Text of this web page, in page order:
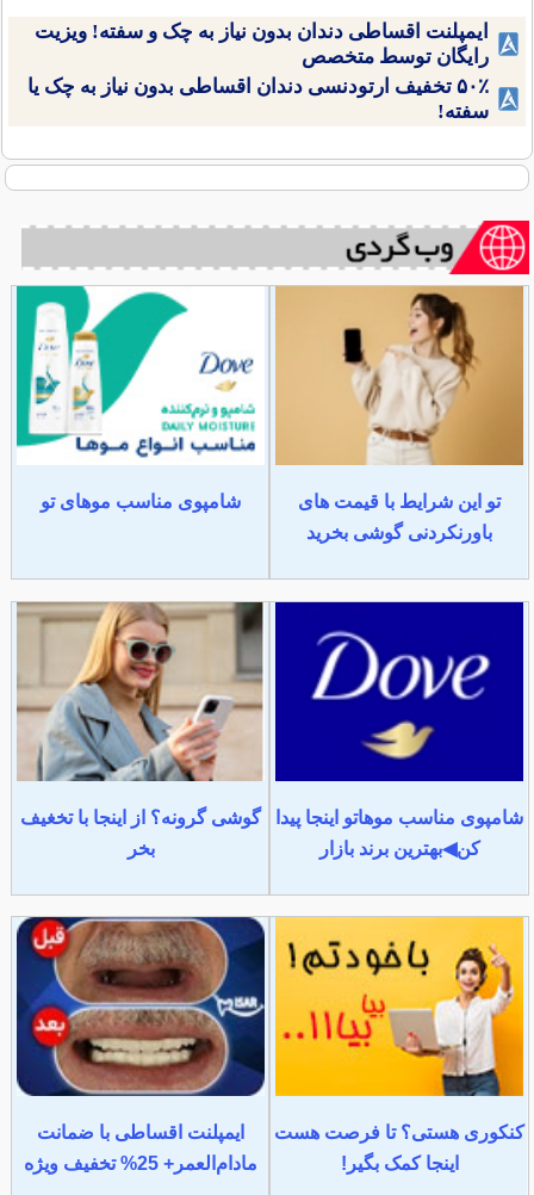
ایمپلنت اقساطی دندان بدون نیاز به چک و سفته! ویزیت
رایگان توسط متخصص
۵۰٪ تخفیف ارتودنسی دندان اقساطی بدون نیاز به چک یا
سفته!
تو این شرایط با قیمت های
باورنکردنی گوشی بخرید
شامپوی مناسب موهای تو
شامپوی مناسب موهاتو اینجا پیدا
کن◀بهترین برند بازار
گوشی گرونه؟ از اینجا با تخغیف
بخر
کنکوری هستی؟ تا فرصت هست
اینجا کمک بگیر!
ایمپلنت اقساطی با ضمانت
مادام‌العمر+ 25% تخفیف ویژه